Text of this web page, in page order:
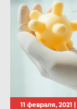
11 февраля, 2021 |